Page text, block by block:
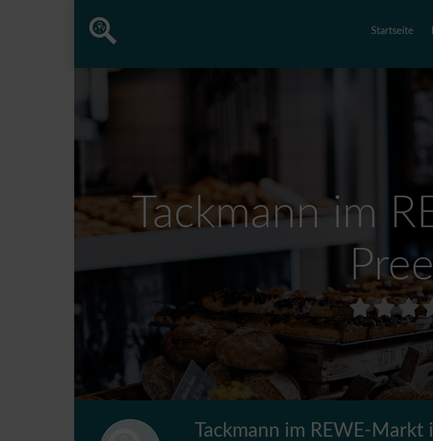
Startseite
Tackmann im
Tackmann im REWE-Markt